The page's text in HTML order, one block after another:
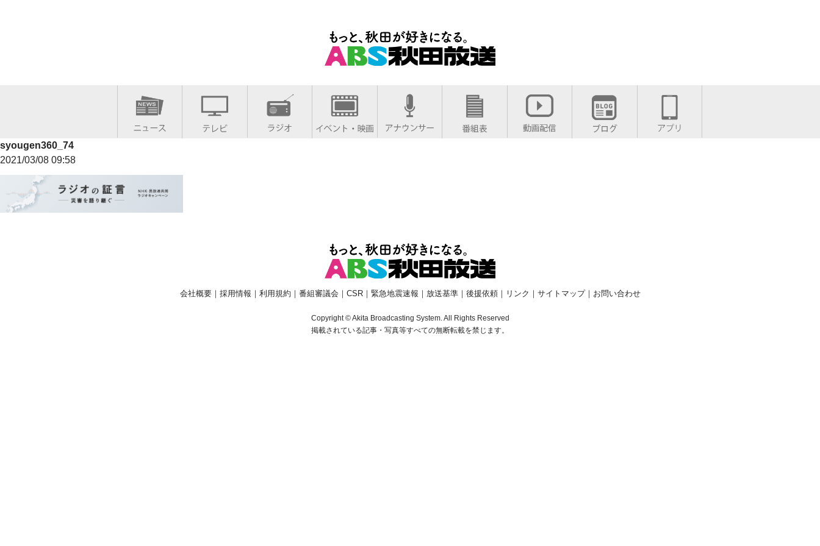
syougen360_74
2021/03/08 09:58
会社概要｜ 採用情報 ｜ 利用規約 ｜ 番組審議会 ｜ CSR｜ 緊急地震速報 ｜ 放送基準｜ 後援依頼｜ リンク ｜ サイトマップ｜ お問い合わせ
Copyright © Akita Broadcasting System. All Rights Reserved
掲載されている記事・写真等すべての無断転載を禁じます。